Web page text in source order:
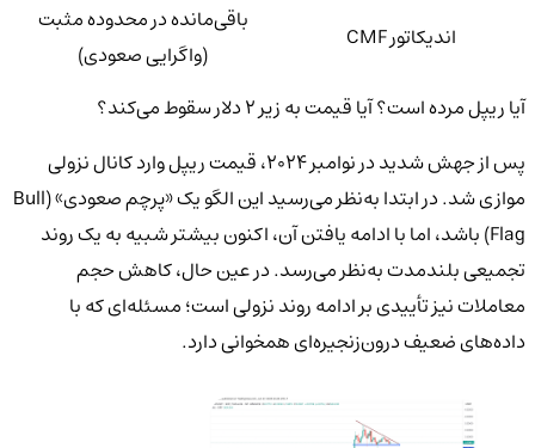
اندیکاتور CMF
باقی‌مانده در محدوده مثبت
(واگرایی صعودی)
آیا ریپل مرده است؟ آیا قیمت به زیر ۲ دلار سقوط می‌کند؟
پس از جهش شدید در نوامبر ۲۰۲۴، قیمت ریپل وارد کانال نزولی
موازی شد. در ابتدا به‌نظر می‌رسید این الگو یک «پرچم صعودی» (Bull
Flag) باشد، اما با ادامه یافتن آن، اکنون بیشتر شبیه به یک روند
تجمیعی بلندمدت به‌نظر می‌رسد. در عین حال، کاهش حجم
معاملات نیز تأییدی بر ادامه روند نزولی است؛ مسئله‌ای که با
داده‌های ضعیف درون‌زنجیره‌ای همخوانی دارد.